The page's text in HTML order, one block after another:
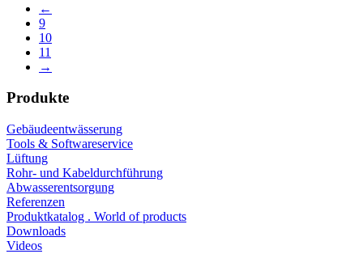
←
9
10
11
→
Produkte
Gebäudeentwässerung
Tools & Softwareservice
Lüftung
Rohr- und Kabeldurchführung
Abwasserentsorgung
Referenzen
Produktkatalog . World of products
Downloads
Videos